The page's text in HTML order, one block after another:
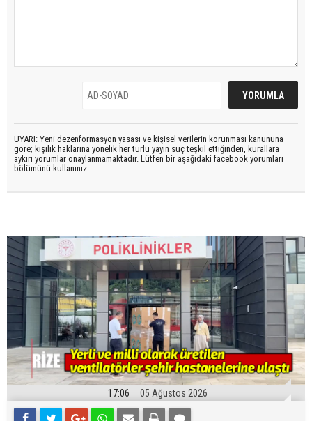
UYARI: Yeni dezenformasyon yasası ve kişisel verilerin korunması kanununa
göre; kişilik haklarına yönelik her türlü yayın suç teşkil ettiğinden, kurallara
aykırı yorumlar onaylanmamaktadır. Lütfen bir aşağıdaki facebook yorumları
bölümünü kullanınız
17:06 05 Ağustos 2026